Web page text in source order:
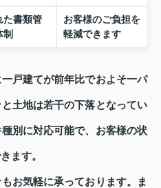
た書類管
制
お客様のご負担を
軽減できます
戸建てが前年比でおよそ一パ
土地は若干の下落となってい
別に対応可能で、お客様の状
ます。
お気軽に承っております。ま